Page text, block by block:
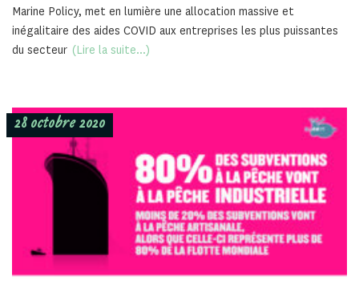
Marine Policy, met en lumière une allocation massive et
inégalitaire des aides COVID aux entreprises les plus puissantes
du secteur (Lire la suite...)
28 octobre 2020